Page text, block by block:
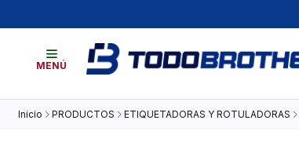
MENÚ
Inicio PRODUCTOS ETIQUETADORAS Y ROTULADORAS